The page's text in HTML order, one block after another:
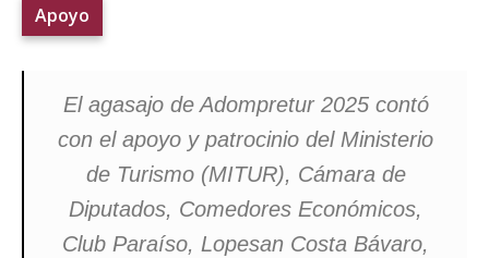
Apoyo
El agasajo de Adompretur 2025 contó
con el apoyo y patrocinio del Ministerio
de Turismo (MITUR), Cámara de
Diputados, Comedores Económicos,
Club Paraíso, Lopesan Costa Bávaro,